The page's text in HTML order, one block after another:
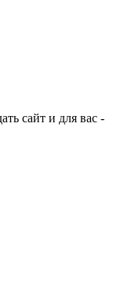
сайт и для вас -